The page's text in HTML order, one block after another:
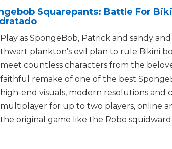
Squarepants: Battle For
Play as SpongeBob, Patrick and sandy
thwart plankton's evil plan to rule Bikini
meet countless characters from the
faithful remake of one of the best
high-end visuals, modern resolutions
multiplayer for up to two players, online
the original game like the Robo